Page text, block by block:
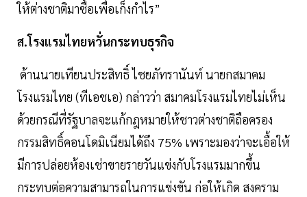
ให้ต่างชาติมาซื้อเพื่อเก็งกำไร”
ส.โรงแรมไทยหวั่นกระทบธุรกิจ
ด้านนายเทียนประสิทธิ์ ไชยภัทรานันท์ นายกสมาคม
โรงแรมไทย (ทีเอชเอ) กล่าวว่า สมาคมโรงแรมไทยไม่เห็น
ด้วยกรณีที่รัฐบาลจะแก้กฎหมายให้ชาวต่างชาติถือครอง
กรรมสิทธิ์คอนโดมิเนียมได้ถึง 75% เพราะมองว่าจะเอื้อให้
มีการปล่อยห้องเช่าขายรายวันแข่งกับโรงแรมมากขึ้น
กระทบต่อความสามารถในการแข่งขัน ก่อให้เกิด สงคราม